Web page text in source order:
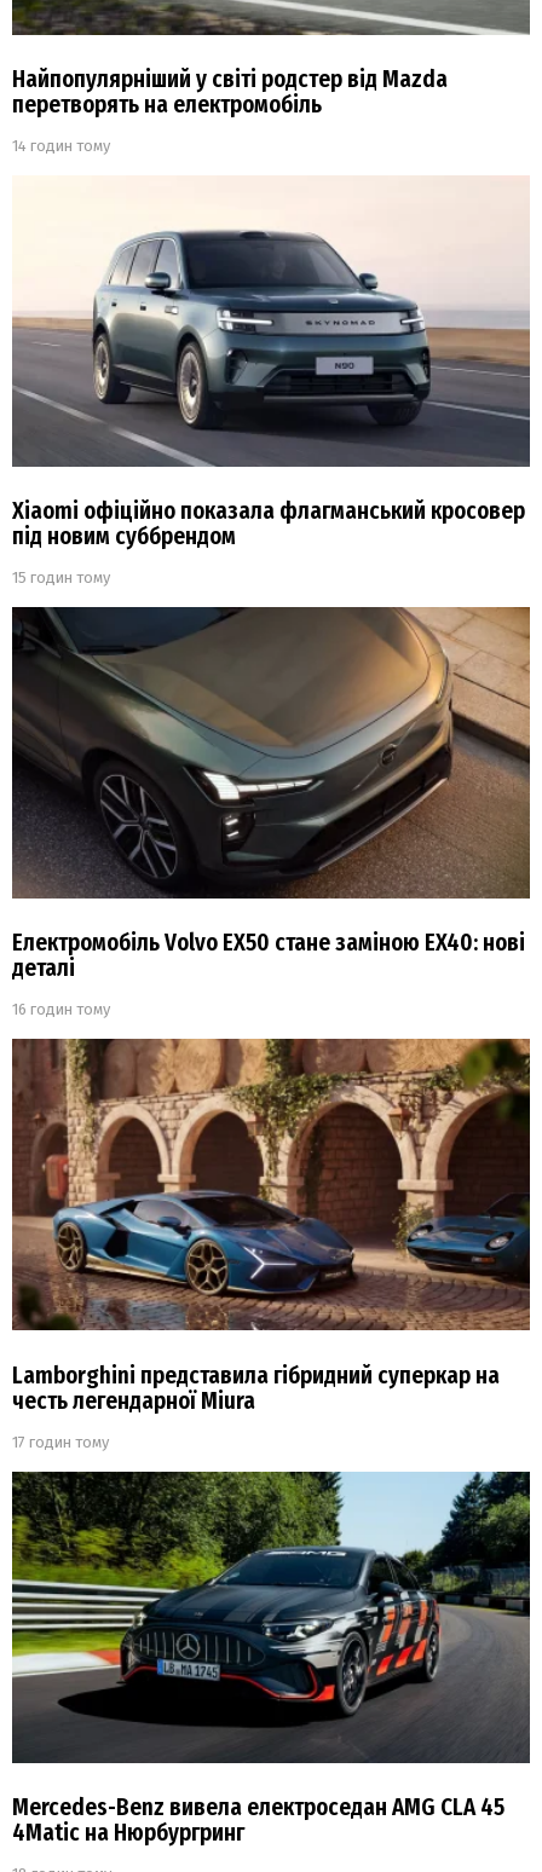
Найпопулярніший у світі родстер від Mazda
перетворять на електромобіль
14 годин тому
Xiaomi офіційно показала флагманський кросовер
під новим суббрендом
15 годин тому
Електромобіль Volvo EX50 стане заміною EX40: нові
деталі
16 годин тому
Lamborghini представила гібридний суперкар на
честь легендарної Miura
17 годин тому
Mercedes-Benz вивела електроседан AMG CLA 45
4Matic на Нюрбургринг